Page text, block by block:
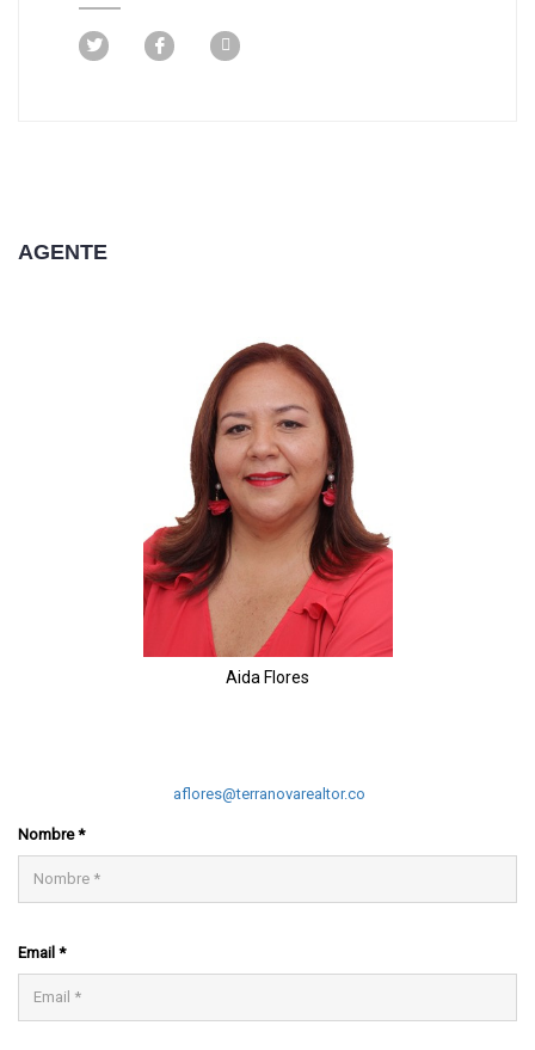
AGENTE
Aida Flores
aflores@terranovarealtor.co
Nombre *
Email *